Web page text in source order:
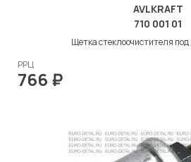
AVLKRAFT
710 001 01
Щетка стеклоочистителя
РРЦ
766 ₽